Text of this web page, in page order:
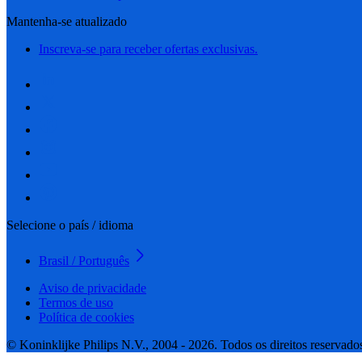
Mantenha-se atualizado
Inscreva-se para receber ofertas exclusivas.
Selecione o país / idioma
Brasil / Português
Aviso de privacidade
Termos de uso
Política de cookies
© Koninklijke Philips N.V., 2004 - 2026. Todos os direitos